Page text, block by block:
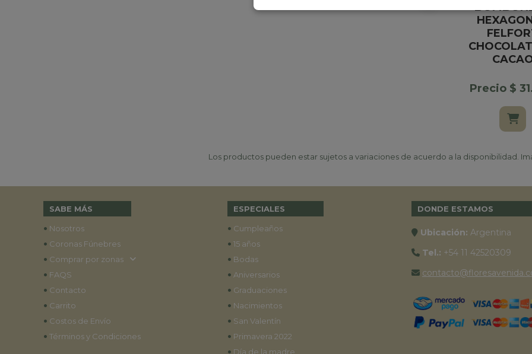
Precio $
Los productos pueden estar sujetos a variaciones de acuerdo a la disponibilidad.
SABE MÁS
• Nosotros
• Coronas Fúnebres
• Comprar por zonas
• FAQS
• Contacto
• Carrito
• Costos de Envío
• Términos y Condiciones
ESPECIALES
• Cumpleaños
• 15 años
• Bodas
• Aniversarios
• Graduaciones
• Nacimientos
• San Valentín
• Primavera 2022
• Día de la madre
DONDE ESTAMOS
Ubicación: Argentina
Tel.: +54 11 42520309